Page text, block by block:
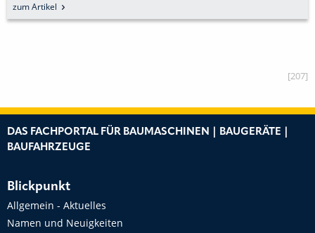
zum Artikel
[207]
DAS FACHPORTAL FÜR BAUMASCHINEN | BAUGERÄTE |
BAUFAHRZEUGE
Blickpunkt
Allgemein - Aktuelles
Namen und Neuigkeiten